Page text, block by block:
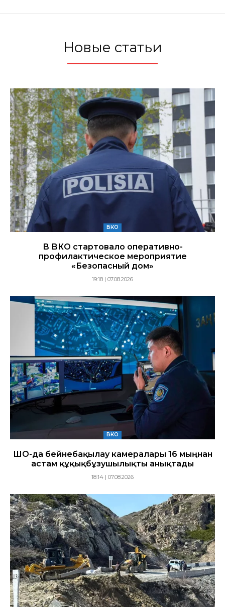
Новые статьи
ВКО
В ВКО стартовало оперативно-
профилактическое мероприятие
«Безопасный дом»
19:18 | 07.08.2026
ВКО
ШҚО-да бейнебақылау камералары 16 мыңнан
астам құқықбұзушылықты анықтады
18:14 | 07.08.2026